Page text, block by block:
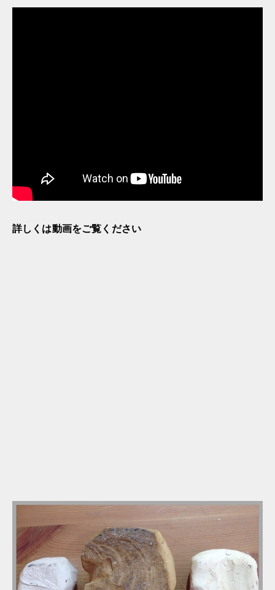
詳しくは動画をご覧ください